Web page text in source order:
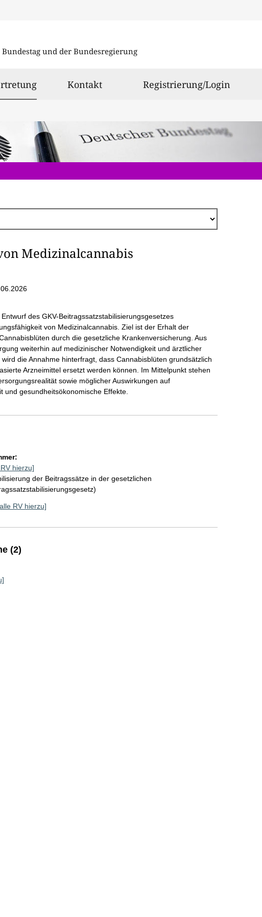
Bundestag und der Bundesregierung
ausgewählt
Kontakt Registrierung/Login
Medizinalcannabis
des GKV-Beitragssatzstabilisierungsgesetzes
von Medizinalcannabis. Ziel ist der Erhalt der
durch die gesetzliche Krankenversicherung. Aus
weiterhin auf medizinischer Notwendigkeit und ärztlicher
die Annahme hinterfragt, dass Cannabisblüten grundsätzlich
Arzneimittel ersetzt werden können. Im Mittelpunkt stehen
sowie möglicher Auswirkungen auf
gesundheitsökonomische Effekte.
hierzu]
der Beitragssätze in der gesetzlichen
RV hierzu]
(2)